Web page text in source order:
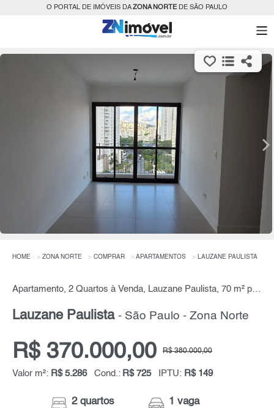
O PORTAL DE IMÓVEIS DAZONA NORTEDE SÃO PAULO
HOME ZONA NORTE COMPRAR APARTAMENTOS LAUZANE PAULISTA
Apartamento, 2 Quartos à Venda, Lauzane Paulista, 70 m² por R$ 370.000,00
Lauzane Paulista - São Paulo - Zona Norte
R$ 370.000,00 R$ 380.000,00
Valor m²: R$ 5.286 Cond.: R$ 725 IPTU: R$ 149
2 quartos 1 vaga